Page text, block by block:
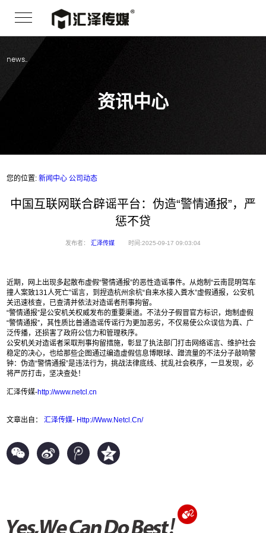
news..
资讯中心
您的位置:新闻中心 公司动态
中国互联网联合辟谣平台：伪造“警情通报”，严
惩不贷
发布者： 汇泽传媒 时间:2025-09-17 09:03:04
近期，网上出现多起散布虚假“警情通报”的恶性造谣事件。从炮制“云南昆明驾车
撞人案致131人死亡”谣言，到捏造杭州余杭“自来水接入粪水”虚假通报，公安机
关迅速核查，已查清并依法对造谣者刑事拘留。
“警情通报”是公安机关权威发布的重要渠道。不法分子假冒官方标识，炮制虚假
“警情通报”，其性质比普通造谣传谣行为更加恶劣，不仅易使公众误信为真、广
泛传播，还损害了政府公信力和管理秩序。
公安机关对造谣者采取刑事拘留措施，彰显了执法部门打击网络谣言、维护社会
稳定的决心，也给那些企图通过编造虚假信息博眼球、蹭流量的不法分子敲响警
钟：伪造“警情通报”是违法行为，挑战法律底线、扰乱社会秩序，一旦发现，必
将严厉打击，坚决查处！
汇泽传媒-http://www.netcl.cn
文章出自： 汇泽传媒- Http://Www.Netcl.Cn/